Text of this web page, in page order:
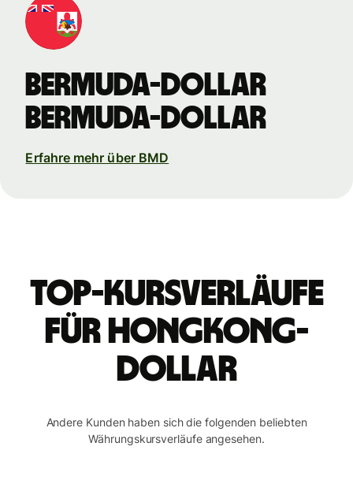
Bermuda-Dollar
Bermuda-Dollar
Erfahre mehr über BMD
Top-Kursverläufe
für Hongkong-
Dollar
Andere Kunden haben sich die folgenden beliebten
Währungskursverläufe angesehen.